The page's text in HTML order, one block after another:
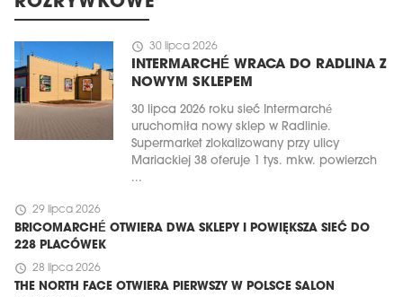
schedule 30 lipca 2026
INTERMARCHÉ WRACA DO RADLINA Z
NOWYM SKLEPEM
30 lipca 2026 roku sieć Intermarché
uruchomiła nowy sklep w Radlinie.
Supermarket zlokalizowany przy ulicy
Mariackiej 38 oferuje 1 tys. mkw. powierzch
...
schedule 29 lipca 2026
BRICOMARCHÉ OTWIERA DWA SKLEPY I POWIĘKSZA SIEĆ DO
228 PLACÓWEK
schedule 28 lipca 2026
THE NORTH FACE OTWIERA PIERWSZY W POLSCE SALON